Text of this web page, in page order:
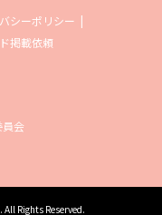
シーポリシー
掲載依頼
員会
. All Rights Reserved.